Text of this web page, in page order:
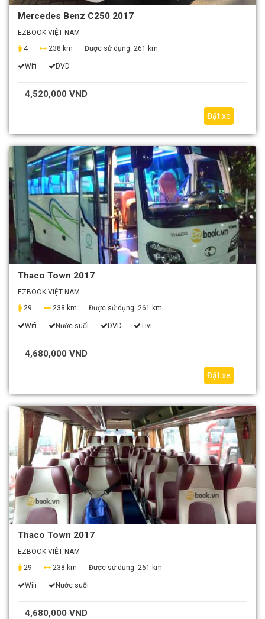
Mercedes Benz C250 2017
EZBOOK VIỆT NAM
4
238 km Được sử dụng: 261 km
Wifi DVD
4,520,000 VND
Đặt xe
Thaco Town 2017
EZBOOK VIỆT NAM
29
238 km Được sử dụng: 261 km
Wifi Nước suối DVD Tivi
4,680,000 VND
Đặt xe
Thaco Town 2017
EZBOOK VIỆT NAM
29
238 km Được sử dụng: 261 km
Wifi Nước suối
4,680,000 VND